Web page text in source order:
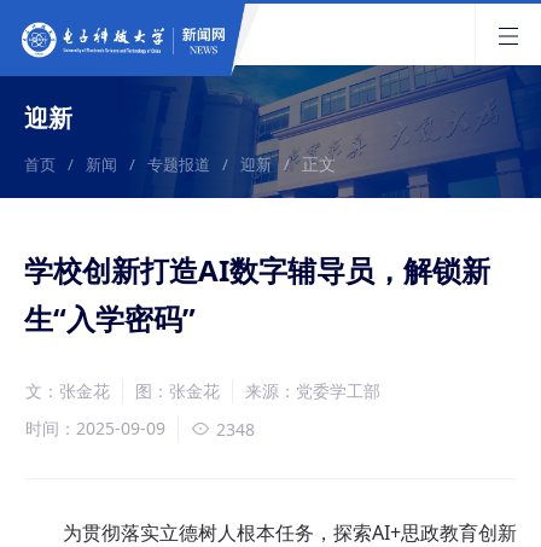
迎新
首页 / 新闻 / 专题报道 / 迎新 / 正文
学校创新打造AI数字辅导员，解锁新
生“入学密码”
文：张金花 图：张金花
来源：党委学工部
时间：2025-09-09
2348
为贯彻落实立德树人根本任务，探索AI+思政教育创新